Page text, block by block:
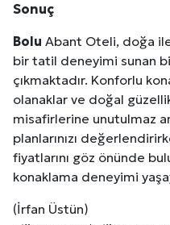
Sonuç
Bolu Abant Oteli, doğa
bir tatil deneyimi sunan
çıkmaktadır. Konforlu
olanaklar ve doğal
misafirlerine unutulmaz
planlarınızı
fiyatlarını göz önünde
konaklama deneyimi
(İrfan Üstün)